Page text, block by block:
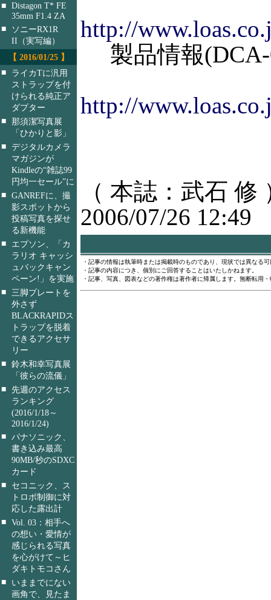
■ Distagon T* FE
35mm F1.4 ZA
■
ソニーRX1R
II（実写編）
【 2016/01/25 】
■
ライカTに汎用
ストラップを付
けられる純正ア
ダプター
■ 那須潔写真展
「ひかりと影」
■ デジタルカメラ
マガジンが
Kindleの“雑誌99
円均一セール”に
■ GANREFに、撮
影スポットから
投稿写真を探せ
る新機能
■
エプソン、「カ
ラリオ キャッシ
ュバックキャン
ペーン!」を実施
■ 三脚プレートを
外さず
BLACKRAPIDス
トラップを脱着
できるアクセサ
リー
■ 鈴木和幸写真展
「彼らの流儀」
■ 先週のアクセス
ランキング
(2016/1/18～
2016/1/24)
■ パナソニック、
書き込み最高
90MB/秒のSDXC
カード
■
セコニック、ス
トロボ制御に対
応した露出計
■ Vol. 03：相手へ
の想い・愛情が
感じられる写真
を心がけて～ヒ
ダキトモコさん
■
いままでにない
画角で、見たま
http://
製品情報(DCA-
http://
（ 本誌：武石 修
2006/07/26 12:49
・記事の情報は執筆時または掲載時のものであり、現状では異なる
・記事の内容につき、個別にご回答することはいたしかねます。
・記事、写真、図表などの著作権は著作者に帰属します。無断転用